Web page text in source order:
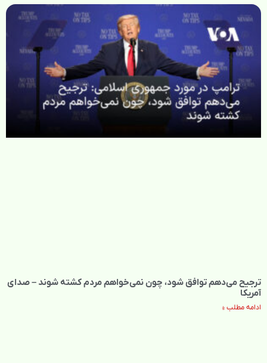
ترجیح می‌دهم توافق شود، چون نمی‌خواهم مردم کشته شوند – صدای
آمریکا
ادامه مطلب »